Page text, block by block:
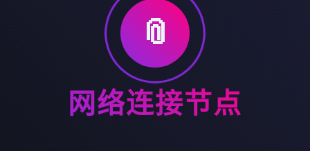
📎
网络连接节点